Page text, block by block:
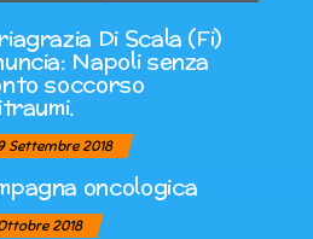
Di Scala (Fi)
Napoli senza
soccorso
Settembre 2018
oncologica
2018